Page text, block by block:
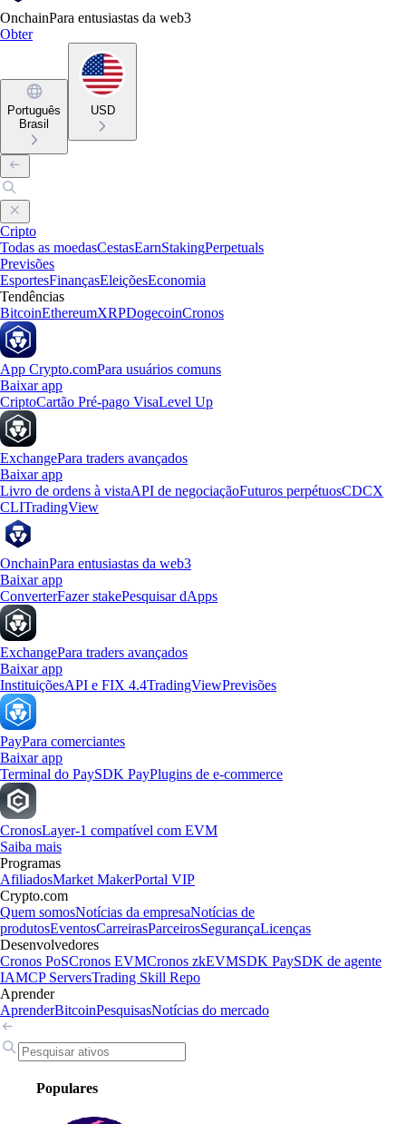
OnchainPara entusiastas da web3
Obter
Português
Brasil
USD
Cripto
Todas as moedasCestasEarnStakingPerpetuals
Previsões
EsportesFinançasEleiçõesEconomia
Tendências
BitcoinEthereumXRPDogecoinCronos
App Crypto.comPara usuários comuns
Baixar app
CriptoCartão Pré-pago VisaLevel Up
ExchangePara traders avançados
Baixar app
Livro de ordens à vistaAPI de negociaçãoFuturos perpétuosCDCX
CLITradingView
OnchainPara entusiastas da web3
Baixar app
ConverterFazer stakePesquisar dApps
ExchangePara traders avançados
Baixar app
InstituiçõesAPI e FIX 4.4TradingViewPrevisões
PayPara comerciantes
Baixar app
Terminal do PaySDK PayPlugins de e-commerce
CronosLayer-1 compatível com EVM
Saiba mais
Programas
AfiliadosMarket MakerPortal VIP
Crypto.com
Quem somosNotícias da empresaNotícias de
produtosEventosCarreirasParceirosSegurançaLicenças
Desenvolvedores
Cronos PoSCronos EVMCronos zkEVMSDK PaySDK de agente
IAMCP ServersTrading Skill Repo
Aprender
AprenderBitcoinPesquisasNotícias do mercado
Populares